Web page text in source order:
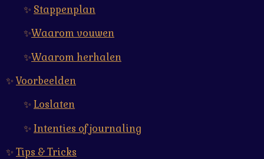
✨ Stappenplan
✨Waarom vouwen
✨Waarom herhalen
✨Voorbeelden
✨ Loslaten
✨ Intenties of journaling
✨ Tips & Tricks